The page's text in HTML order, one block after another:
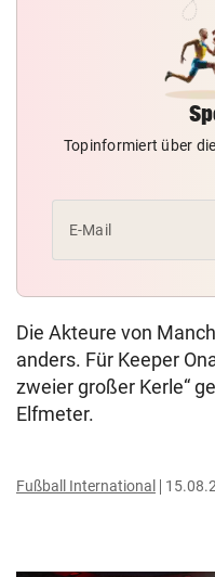
Topinformiert über
E-Mail
Die Akteure von
anders. Für Keeper
zweier großer Kerle“
Elfmeter.
Fußball International